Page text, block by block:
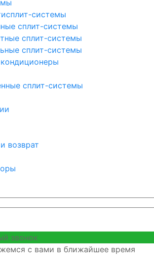
системы
сплит-системы
сплит-системы
сплит-системы
сплит-системы
возврат
звонок
с вами в ближайшее время